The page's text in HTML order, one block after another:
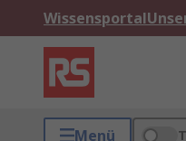
Wissensportal
Menü